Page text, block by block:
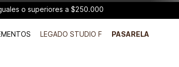
o superiores a $250.000
LEGADO STUDIO F PASARELA